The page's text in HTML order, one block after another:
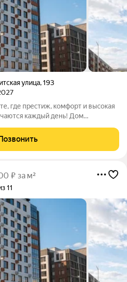
улица,193
где престиж, комфорт и высокая
каждый день! Дом
города, это готовая,
₽ за м²
11